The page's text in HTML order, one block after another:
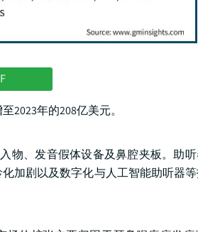
2023年的208亿美元。
物、发音假体设备及鼻腔夹板。助听
加剧以及数字化与人工智能助听器